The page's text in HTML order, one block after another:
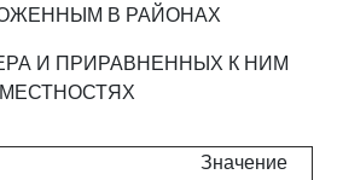
В РАЙОНАХ
И ПРИРАВНЕННЫХ К НИМ
МЕСТНОСТЯХ
Значение